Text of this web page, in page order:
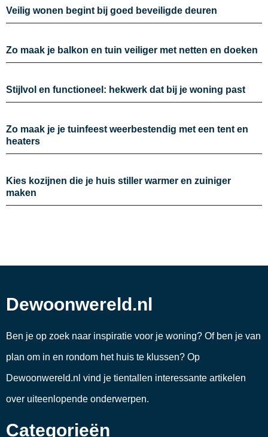
Veilig wonen begint bij goed beveiligde deuren
Zo maak je balkon en tuin veiliger met netten en doeken
Stijlvol en functioneel: hekwerk dat bij je woning past
Zo maak je je tuinfeest weerbestendig met een tent en
heaters
Kies kozijnen die je huis stiller warmer en zuiniger
maken
Dewoonwereld.nl
Ben je op zoek naar inspiratie voor je woning? Of ben je van
plan om in en rondom het huis te klussen? Op
Dewoonwereld.nl vind je tientallen interessante artikelen
over uiteenlopende onderwerpen.
Categorieën